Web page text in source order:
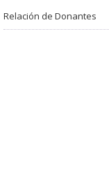
Relación de Donantes